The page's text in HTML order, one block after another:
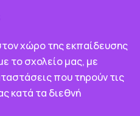
χώρο της εκπαίδευσης
το σχολείο μας, με
που τηρούν τις
κατά τα διεθνή